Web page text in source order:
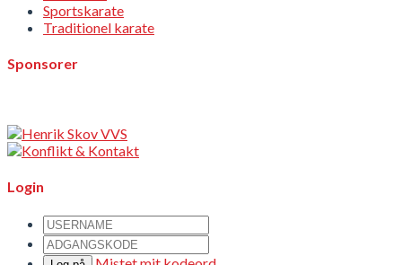
Sportskarate
Traditionel karate
Sponsorer
Login